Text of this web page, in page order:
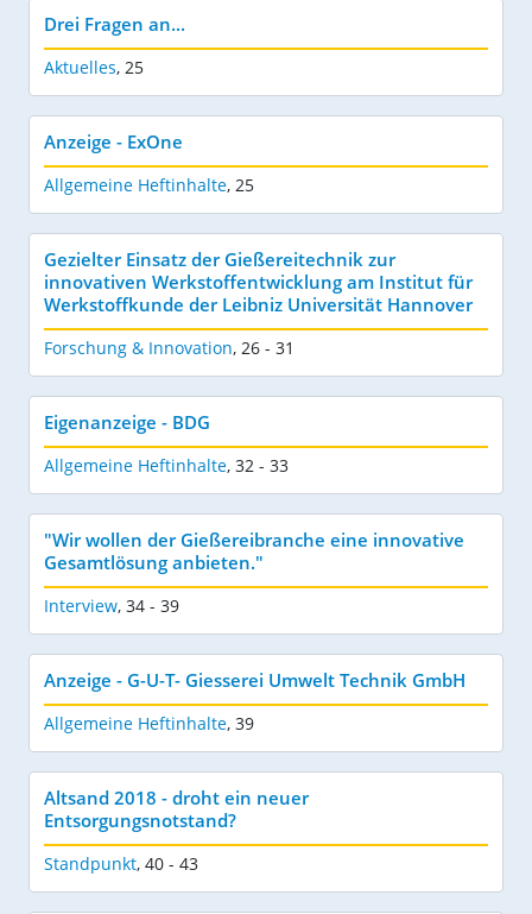
Drei Fragen an...
Aktuelles, 25
Anzeige - ExOne
Allgemeine Heftinhalte, 25
Gezielter Einsatz der Gießereitechnik zur
innovativen Werkstoffentwicklung am Institut für
Werkstoffkunde der Leibniz Universität Hannover
Forschung & Innovation, 26 - 31
Eigenanzeige - BDG
Allgemeine Heftinhalte, 32 - 33
"Wir wollen der Gießereibranche eine innovative
Gesamtlösung anbieten."
Interview, 34 - 39
Anzeige - G-U-T- Giesserei Umwelt Technik GmbH
Allgemeine Heftinhalte, 39
Altsand 2018 - droht ein neuer
Entsorgungsnotstand?
Standpunkt, 40 - 43